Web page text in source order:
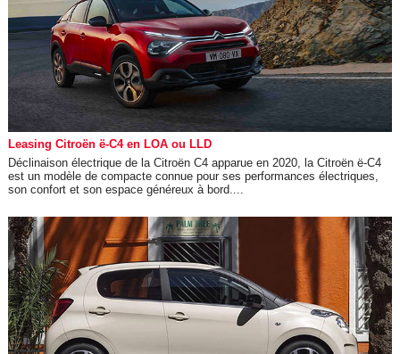
Leasing Citroën ë-C4 en LOA ou LLD
Déclinaison électrique de la Citroën C4 apparue en 2020, la Citroën ë-C4
est un modèle de compacte connue pour ses performances électriques,
son confort et son espace généreux à bord....